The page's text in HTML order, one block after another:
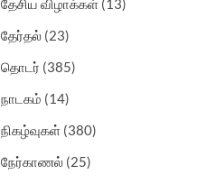
தேசிய விழாக்கள் (13)
தேர்தல் (23)
தொடர் (385)
நாடகம் (14)
நிகழ்வுகள் (380)
நேர்காணல் (25)